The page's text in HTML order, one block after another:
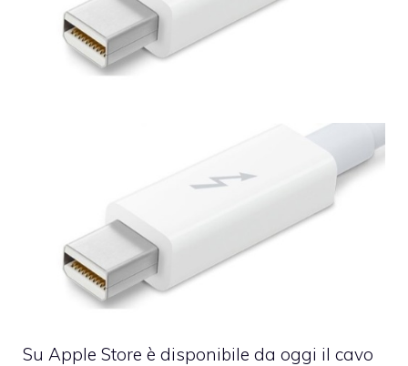
Su Apple Store è disponibile da oggi il cavo